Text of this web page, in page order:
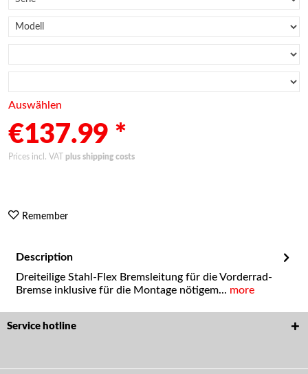
Auswählen
€137.99 *
Prices incl. VAT plus shipping costs
Remember
Description
Dreiteilige Stahl-Flex Bremsleitung für die Vorderrad-
Bremse inklusive für die Montage nötigem... more
Service hotline